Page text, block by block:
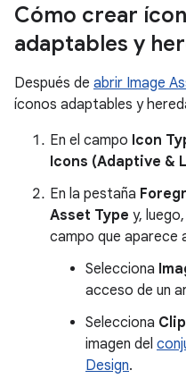
Cómo crear
adaptables y
Después de abrir Image
íconos adaptables y
En el campo Icon
Icons (Adaptive &
En la pestaña
Asset Type y,
campo que aparece
Selecciona
acceso de un
Selecciona
imagen del
Design.